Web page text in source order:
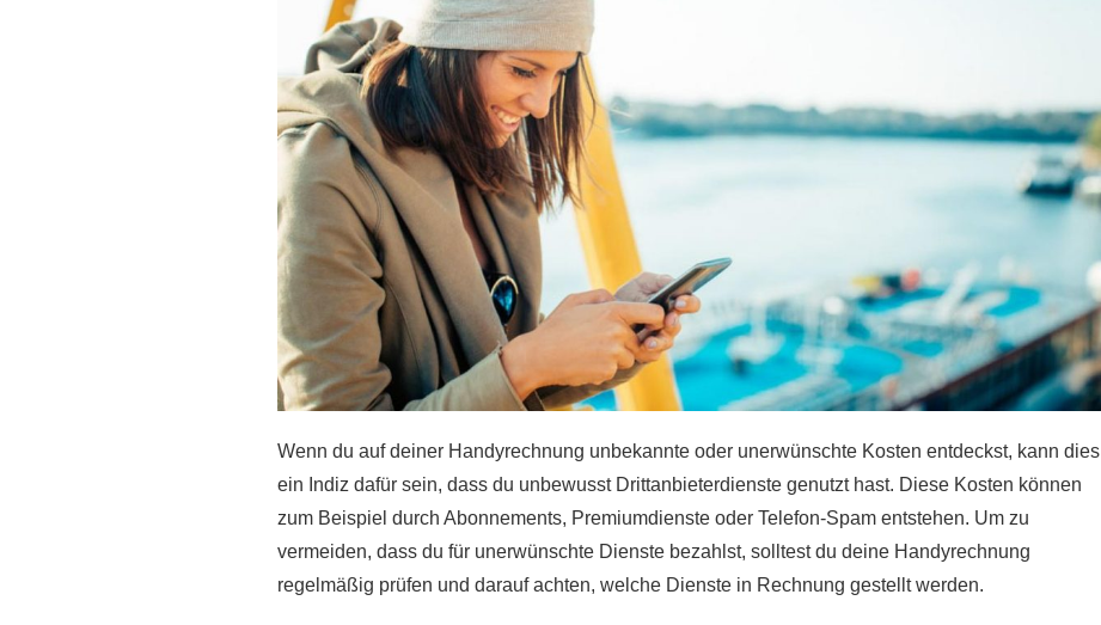
Wenn du auf deiner Handyrechnung unbekannte oder unerwünschte Kosten entdeckst, kann dies
ein Indiz dafür sein, dass du unbewusst Drittanbieterdienste genutzt hast. Diese Kosten können
zum Beispiel durch Abonnements, Premiumdienste oder Telefon-Spam entstehen. Um zu
vermeiden, dass du für unerwünschte Dienste bezahlst, solltest du deine Handyrechnung
regelmäßig prüfen und darauf achten, welche Dienste in Rechnung gestellt werden.